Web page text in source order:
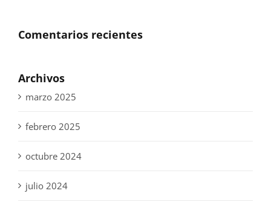
Comentarios recientes
Archivos
marzo 2025
febrero 2025
octubre 2024
julio 2024